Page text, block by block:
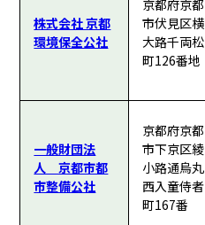
株式会社 京都
環境保全公社
京都府京都
市伏見区横
大路千両松
町126番地
一般財団法
人 京都市都
市整備公社
京都府京都
市下京区綾
小路通烏丸
西入童侍者
町167番